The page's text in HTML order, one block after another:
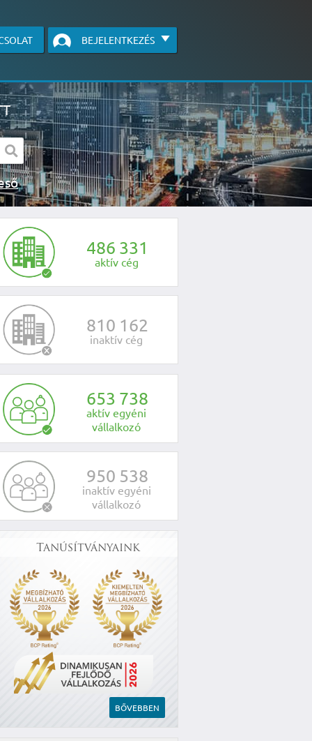
BEJELENTKEZÉS
fel velünk a kapcsolatot az alábbi
486 331
aktív cég
810 162
inaktív cég
653 738
aktív egyéni
vállalkozó
950 538
inaktív egyéni
vállalkozó
Tanúsítványaink
BŐVEBBEN